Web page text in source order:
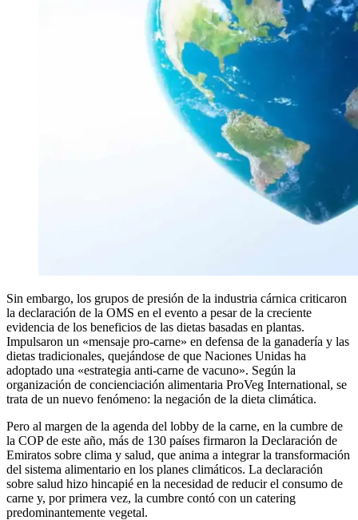
Sin embargo, los grupos de presión de la industria cárnica criticaron
la declaración de la OMS en el evento a pesar de la creciente
evidencia de los beneficios de las dietas basadas en plantas.
Impulsaron un «mensaje pro-carne» en defensa de la ganadería y las
dietas tradicionales, quejándose de que Naciones Unidas ha
adoptado una «estrategia anti-carne de vacuno». Según la
organización de concienciación alimentaria ProVeg International, se
trata de un nuevo fenómeno: la negación de la dieta climática.
Pero al margen de la agenda del lobby de la carne, en la cumbre de
la COP de este año, más de 130 países firmaron la Declaración de
Emiratos sobre clima y salud, que anima a integrar la transformación
del sistema alimentario en los planes climáticos. La declaración
sobre salud hizo hincapié en la necesidad de reducir el consumo de
carne y, por primera vez, la cumbre contó con un catering
predominantemente vegetal.